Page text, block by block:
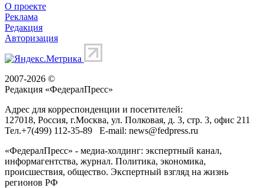
О проекте
Реклама
Редакция
Авторизация
2007-2026 ©
Редакция «ФедералПресс»
Адрес для корреспонденции и посетителей:
127018, Россия, г.Москва, ул. Полковая, д. 3, стр. 3, офис 211
Тел.+7(499) 112-35-89 E-mail: news@fedpress.ru
«ФедералПресс» - медиа-холдинг: экспертный канал,
информагентства, журнал. Политика, экономика,
происшествия, общество. Экспертный взгляд на жизнь
регионов РФ